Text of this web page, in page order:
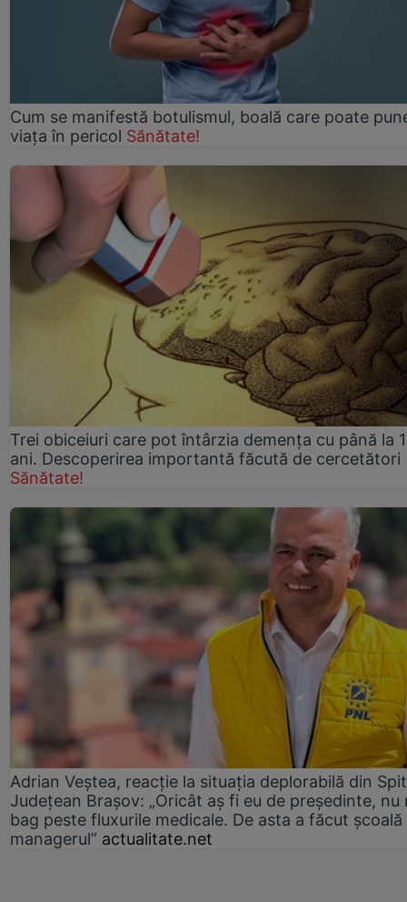
Cum se manifestă botulismul, boală care poate
viaţa în pericol Sănătate!
Trei obiceiuri care pot întârzia demența cu până la
ani. Descoperirea importantă făcută de cercetători
Sănătate!
Adrian Veștea, reacție la situația deplorabilă din
Județean Brașov: „Oricât aș fi eu de președinte, nu
bag peste fluxurile medicale. De asta a făcut școală
managerul” actualitate.net